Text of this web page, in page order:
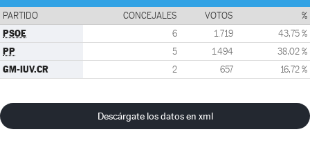
PARTIDO CONCEJALES VOTOS %
PSOE 6 1.719 43,75 %
PP 5 1.494 38,02 %
GM-IUV.CR 2 657 16,72 %
Descárgate los datos en xml